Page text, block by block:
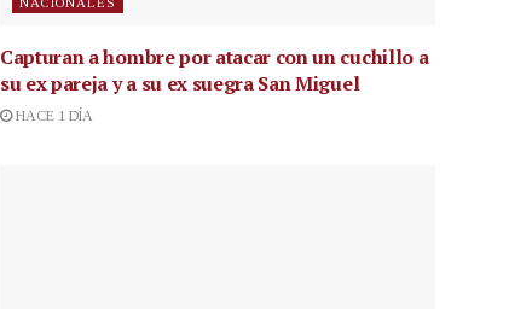
Capturan a hombre por atacar con un cuchillo a
su ex pareja y a su ex suegra San Miguel
HACE 1 DÍA